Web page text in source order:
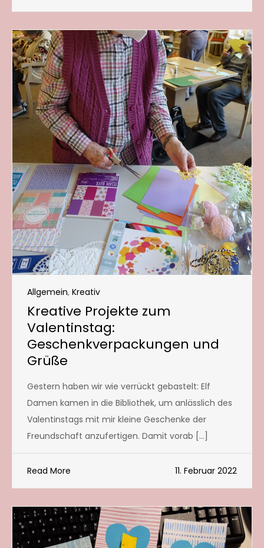
Allgemein, Kreativ
Kreative Projekte zum
Valentinstag:
Geschenkverpackungen und
Grüße
Gestern haben wir wie verrückt gebastelt: Elf
Damen kamen in die Bibliothek, um anlässlich des
Valentinstags mit mir kleine Geschenke der
Freundschaft anzufertigen. Damit vorab […]
Read More 11. Februar 2022